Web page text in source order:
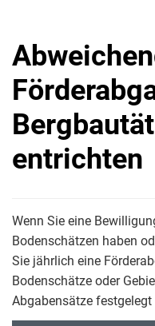
entrichten
Wenn Sie eine
Bodenschätzen haben
Sie jährlich eine
Bodenschätze oder
Abgabensätze festgelegt